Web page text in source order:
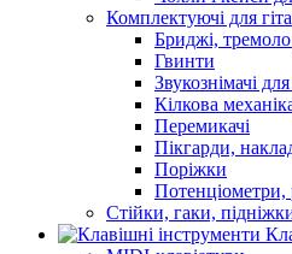
Комплектуючі для
Бриджі, тремоло
Гвинти
Звукознімачі для
Кілкова
Перемикачі
Пікгарди,
Поріжки
Потенціометри,
Стійки, гаки,